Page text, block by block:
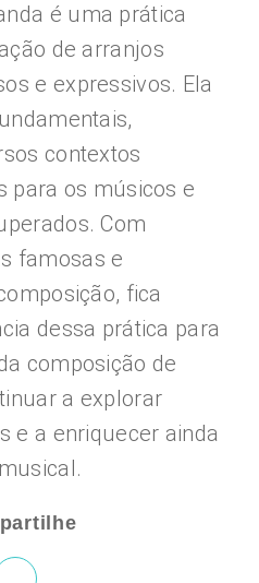
é uma prática
de arranjos
e expressivos. Ela
contextos
para os músicos e
Com
famosas e
fica
dessa prática para
composição de
a explorar
e a enriquecer ainda